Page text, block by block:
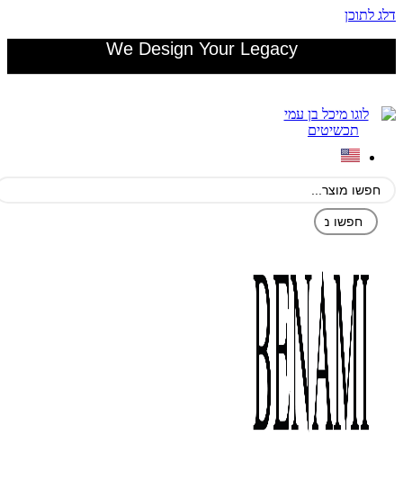
דלג לתוכן
We Design Your Legacy